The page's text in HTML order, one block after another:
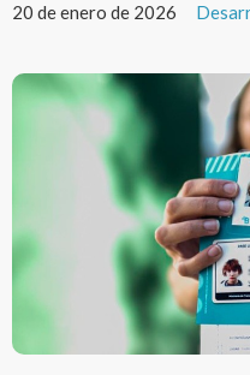
20 de enero de 2026